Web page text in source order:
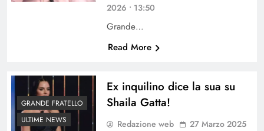
2026 • 13:50
Grande…
Read More
GRANDE FRATELLO
ULTIME NEWS
Ex inquilino dice la sua su
Shaila Gatta!
Redazione web
27 Marzo 2025